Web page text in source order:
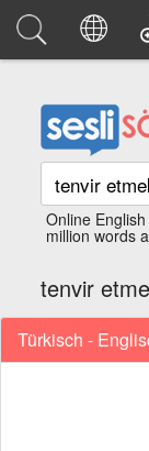
Online
million words
tenvir
Türkisch -